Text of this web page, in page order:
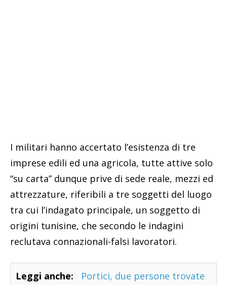
I militari hanno accertato l’esistenza di tre
imprese edili ed una agricola, tutte attive solo
“su carta” dunque prive di sede reale, mezzi ed
attrezzature, riferibili a tre soggetti del luogo
tra cui l’indagato principale, un soggetto di
origini tunisine, che secondo le indagini
reclutava connazionali-falsi lavoratori.
Leggi anche:
Portici, due persone trovate